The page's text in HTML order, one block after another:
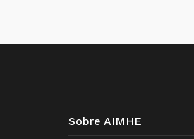
Sobre AIMHE